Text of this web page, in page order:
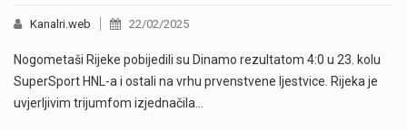
Kanalri.web 22/02/2025
Nogometaši Rijeke pobijedili su Dinamo rezultatom 4:0 u 23. kolu
SuperSport HNL-a i ostali na vrhu prvenstvene ljestvice. Rijeka je
uvjerljivim trijumfom izjednačila…